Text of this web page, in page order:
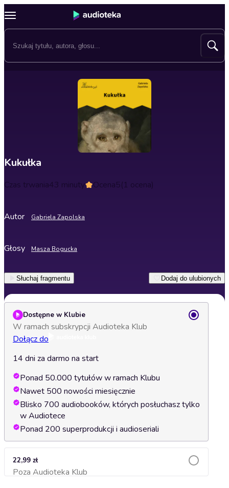
Kukułka
Czas trwania43 minuty Ocena5(1 ocena)
Autor Gabriela Zapolska
Głosy Masza Bogucka
Słuchaj fragmentu Dodaj do ulubionych
Dostępne w Klubie
W ramach subskrypcji Audioteka Klub
Dołącz do
14 dni za darmo na start
Ponad 50.000 tytułów w ramach Klubu
Nawet 500 nowości miesięcznie
Blisko 700 audiobooków, których posłuchasz tylko
w Audiotece
Ponad 200 superprodukcji i audioseriali
22,99 zł
Poza Audioteka KlubDodaj do koszyka